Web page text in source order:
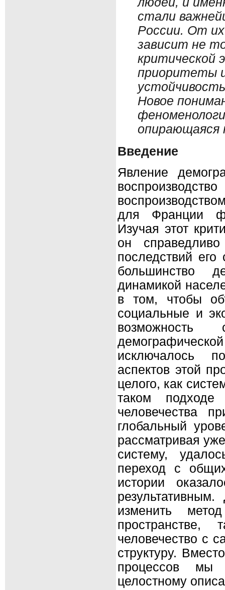
стали
России. От
зависит не
критической
приоритеты
Новое
опирающаяся
Введение
Явление
для Франции
Изучая этот
он
последствий
большинство
динамикой
в том, чтобы
социальные и
возможность
исключалось
аспектов этой
целого, как
таком
человечества
глобальный
рассматривая
систему,
переход с
истории
изменить
человечество с
структуру.
процессов мы
целостному